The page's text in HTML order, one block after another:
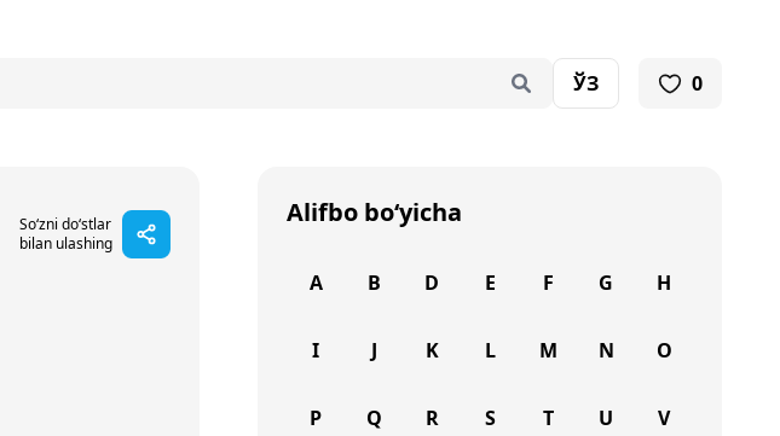
ЎЗ 0
So‘zni do‘stlar
bilan ulashing
Alifbo bo‘yicha
A B D E F G H
I J K L M N O
P Q R S T U V